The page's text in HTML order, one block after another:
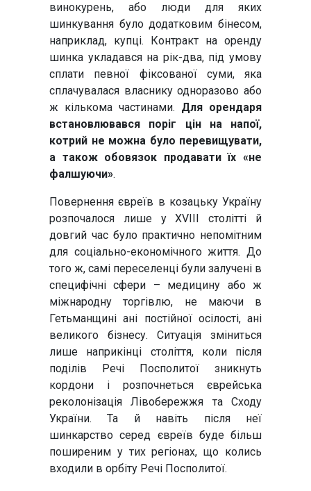
винокурень, або люди для яких
шинкування було додатковим бінесом,
наприклад, купці. Контракт на оренду
шинка укладався на рік-два, під умову
сплати певної фіксованої суми, яка
сплачувалася власнику одноразово або
ж кількома частинами. Для орендаря
встановлювався поріг цін на напої,
котрий не можна було перевищувати,
а також обовязок продавати їх «не
фалшуючи».
Повернення євреїв в козацьку Україну
розпочалося лише у XVIII столітті й
довгий час було практично непомітним
для соціально-економічного життя. До
того ж, самі переселенці були залучені в
специфічні сфери – медицину або ж
міжнародну торгівлю, не маючи в
Гетьманщині ані постійної осілості, ані
великого бізнесу. Ситуація зміниться
лише наприкінці століття, коли після
поділів Речі Посполитої зникнуть
кордони і розпочнеться єврейська
реколонізація Лівобережжя та Сходу
України. Та й навіть після неї
шинкарство серед євреїв буде більш
поширеним у тих регіонах, що колись
входили в орбіту Речі Посполитої.